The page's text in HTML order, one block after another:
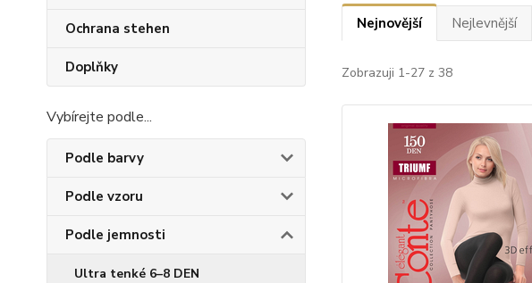
Ochrana stehen
Doplňky
Vybírejte podle...
Podle barvy
Podle vzoru
Podle jemnosti
Ultra tenké 6–8 DEN
Nejnovější Nejlevnější
Zobrazuji 1-27 z 38